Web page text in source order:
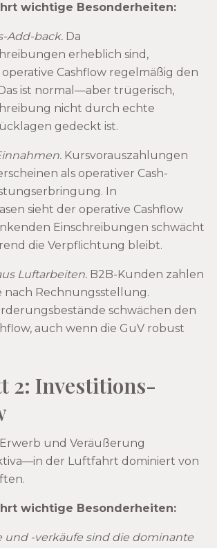
wichtige Besonderheiten:
Add-back. Da
erheblich sind,
Cashflow regelmäßig den
ist normal—aber trügerisch,
nicht durch echte
gedeckt ist.
Kursvorauszahlungen
als operativer Cash-
In
sieht der operative Cashflow
Einschreibungen schwächt
die Verpflichtung bleibt.
Luftarbeiten. B2B-Kunden zahlen
nach Rechnungsstellung.
schwächen den
auch wenn die GuV robust
2: Investitions-
und Veräußerung
der Luftfahrt dominiert von
wichtige Besonderheiten:
und -verkäufe sind die dominante